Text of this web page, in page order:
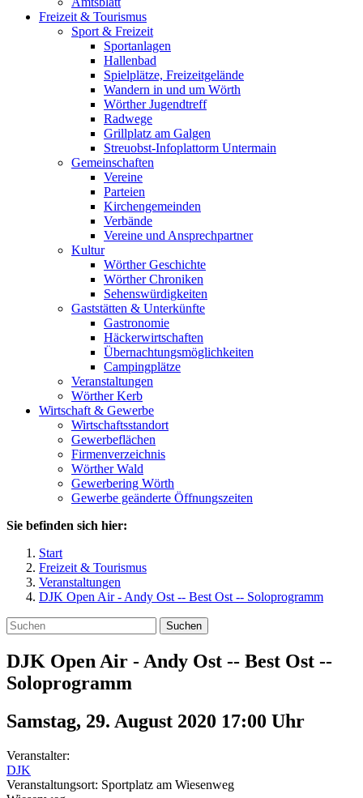
Freizeit & Tourismus
Sport & Freizeit
Sportanlagen
Hallenbad
Spielplätze, Freizeitgelände
Wandern in und um Wörth
Wörther Jugendtreff
Radwege
Grillplatz am Galgen
Streuobst-Infoplattorm Untermain
Gemeinschaften
Vereine
Parteien
Kirchengemeinden
Verbände
Vereine und Ansprechpartner
Kultur
Wörther Geschichte
Wörther Chroniken
Sehenswürdigkeiten
Gaststätten & Unterkünfte
Gastronomie
Häckerwirtschaften
Übernachtungsmöglichkeiten
Campingplätze
Veranstaltungen
Wörther Kerb
Wirtschaft & Gewerbe
Wirtschaftsstandort
Gewerbeflächen
Firmenverzeichnis
Wörther Wald
Gewerbering Wörth
Gewerbe geänderte Öffnungszeiten
Sie befinden sich hier:
Start
Freizeit & Tourismus
Veranstaltungen
DJK Open Air - Andy Ost -- Best Ost -- Soloprogramm
Suchen
DJK Open Air - Andy Ost -- Best Ost --
Soloprogramm
Samstag, 29. August 2020 17:00 Uhr
Veranstalter:
DJK
Veranstaltungsort: Sportplatz am Wiesenweg